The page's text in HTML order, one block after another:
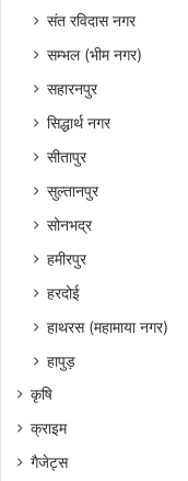
संत रविदास नगर
सम्भल (भीम नगर)
सहारनपुर
सिद्धार्थ नगर
सीतापुर
सुल्तानपुर
सोनभद्र
हमीरपुर
हरदोई
हाथरस (महामाया नगर)
हापुड़
कृषि
क्राइम
गैजेट्स